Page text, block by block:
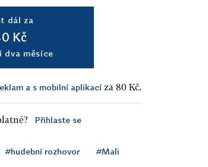
dál za
Kč
dva měsíce
a s mobilní aplikací za 80 Kč.
Přihlaste se
#hudební rozhovor #Mali